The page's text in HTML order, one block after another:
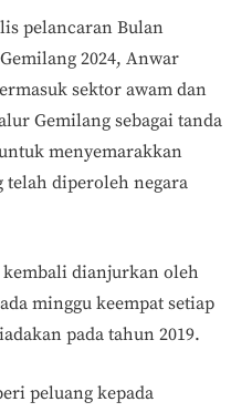
pelancaran Bulan
2024, Anwar
sektor awam dan
Gemilang sebagai tanda
menyemarakkan
telah diperoleh negara
kembali dianjurkan oleh
minggu keempat setiap
pada tahun 2019.
peluang kepada